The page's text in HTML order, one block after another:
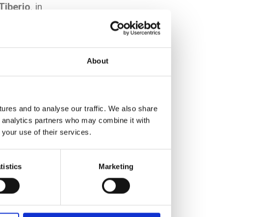
About
and to analyse our traffic. We also share
partners who may combine it with
your use of their services.
Marketing
, in
, Referente del
che il messaggio
democrazia e
Tiberio
radici si